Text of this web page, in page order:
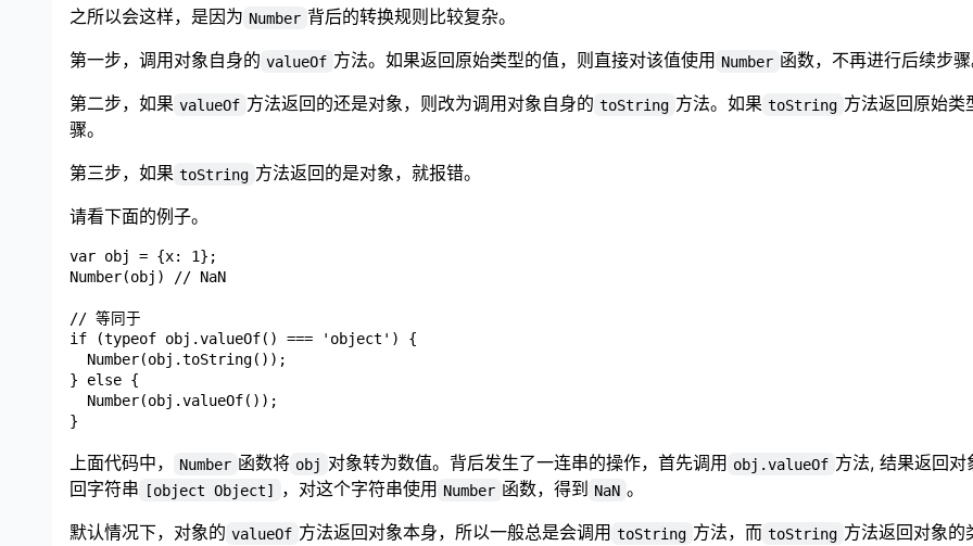
之所以会这样，是因为 Number 背后的转换规则比较复杂。
第一步，调用对象自身的 valueOf 方法。如果返回原始类型的值，则直接对该值使用 Number 函数，不再进行后续步骤
第二步，如果 valueOf 方法返回的还是对象，则改为调用对象自身的 toString 方法。如果 toString 方法返回原始类
骤。
第三步，如果 toString 方法返回的是对象，就报错。
请看下面的例子。
var obj = {x: 1};
Number(obj) // NaN
// 等同于
if (typeof obj.valueOf() === 'object') {
  Number(obj.toString());
} else {
  Number(obj.valueOf());
上面代码中， Number 函数将 obj 对象转为数值。背后发生了一连串的操作，首先调用 obj.valueOf 方法, 结果返回对
回字符串 [object Object] ，对这个字符串使用 Number 函数，得到 NaN 。
默认情况下，对象的 valueOf 方法返回对象本身，所以一般总是会调用 toString 方法，而 toString 方法返回对象的